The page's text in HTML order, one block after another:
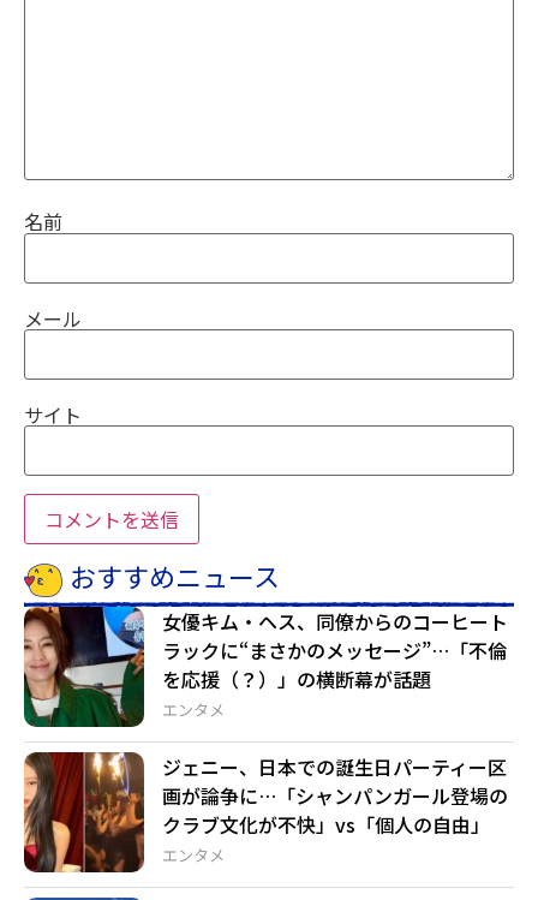
名前
メール
サイト
おすすめニュース
エンタメ
女優キム・ヘス、同僚からのコーヒート
ラックに“まさかのメッセージ”…「不倫
を応援（？）」の横断幕が話題
エンタメ
ジェニー、日本での誕生日パーティー区
画が論争に…「シャンパンガール登場の
クラブ文化が不快」vs「個人の自由」